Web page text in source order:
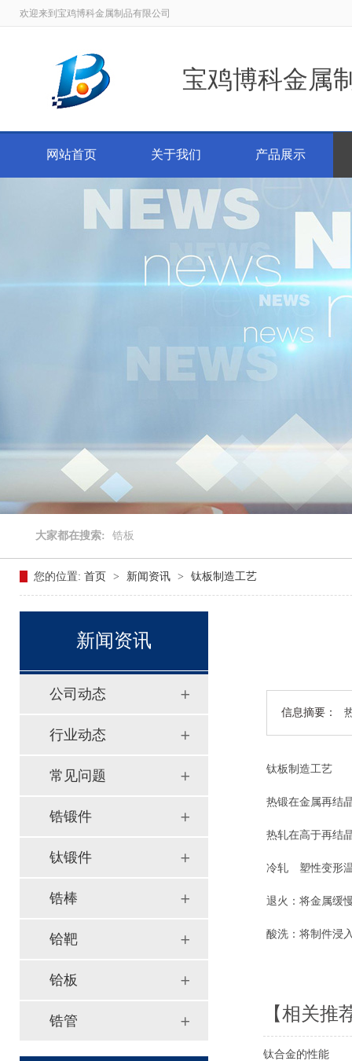
欢迎来到宝鸡博科金属制品有限公司
宝鸡博科金属
网站首页 关于我们 产品展示
大家都在搜索: 锆板
您的位置: 首页 > 新闻资讯 > 钛板制造工艺
信息摘要：
钛板制造工艺
热锻在金属再结
热轧在高于再结
冷轧 塑性变形
退火：将金属缓
酸洗：将制件浸
【相关推
钛合金的性能
新闻资讯
公司动态
行业动态
常见问题
锆锻件
钛锻件
锆棒
铪靶
铪板
锆管